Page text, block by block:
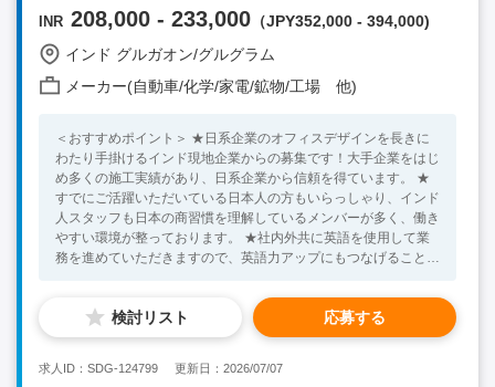
INR 208,000 - 233,000 （JPY352,000 - 394,000)
インド グルガオン/グルグラム
メーカー(自動車/化学/家電/鉱物/工場 他)
＜おすすめポイント＞ ★日系企業のオフィスデザインを長きに
わたり手掛けるインド現地企業からの募集です！大手企業をはじ
め多くの施工実績があり、日系企業から信頼を得ています。 ★
すでにご活躍いただいている日本人の方もいらっしゃり、インド
人スタッフも日本の商習慣を理解しているメンバーが多く、働き
やすい環境が整っております。 ★社内外共に英語を使用して業
務を進めていただきますので、英語力アップにもつなげることが
設立・移転・改修を検討している日系見込み顧客（リード）およ
びチャネル開拓。 リード獲得は、商工会や日本人会でのグリー
ティングをはじめ、ダイレクトアプローチを行います。 リード
ーサービスの対応を行います。 ■その他： ・既存顧客との関係
検討リスト 応募する
求人ID：SDG-124799 更新日：2026/07/07